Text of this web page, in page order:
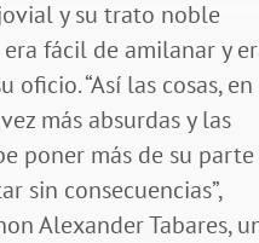
y su trato noble
fácil de amilanar y
“Así las cosas, en
más absurdas y las
poner más de su parte
sin consecuencias”,
Alexander Tabares,